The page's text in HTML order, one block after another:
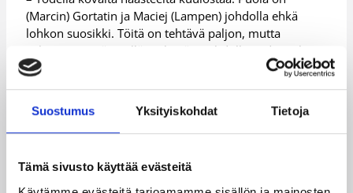
Suostumus Yksityiskohdat Tietoja
Tämä sivusto käyttää evästeitä
(Marcin) Gortatin ja Maciej (Lampen) johdolla ehkä
lohkon suosikki. Töitä on tehtävä paljon, mutta
uskomme, että meillä on hyvät mahdollisuudet pelata
itsemme kisoihin, Nikkarinen päättää.